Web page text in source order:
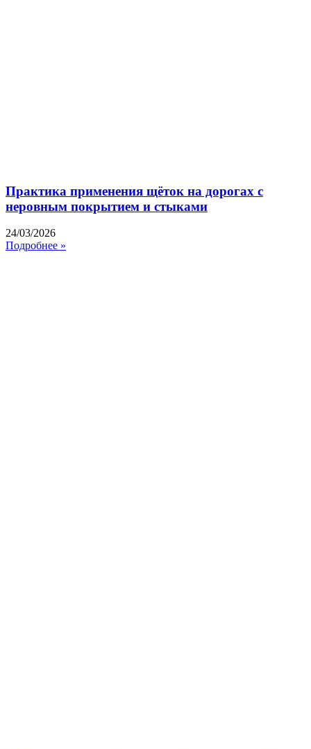
Практика применения щёток на дорогах с
неровным покрытием и стыками
24/03/2026
Подробнее »